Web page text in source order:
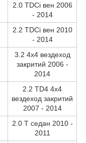
2.0 TDCi вен 2006
- 2014
2.2 TDCi вен 2010
- 2014
3.2 4x4 вездеход
закритий 2006 -
2014
2.2 TD4 4x4
вездеход закритий
2007 - 2014
2.0 T седан 2010 -
2011